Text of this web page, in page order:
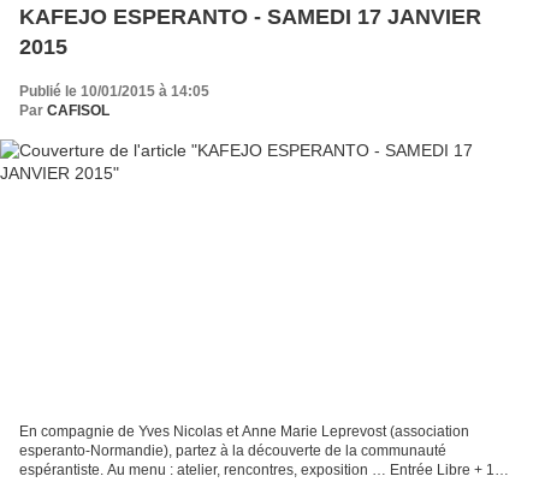
KAFEJO ESPERANTO - SAMEDI 17 JANVIER
2015
Publié le 10/01/2015 à 14:05
Par CAFISOL
En compagnie de Yves Nicolas et Anne Marie Leprevost (association
esperanto-Normandie), partez à la découverte de la communauté
espérantiste. Au menu : atelier, rencontres, exposition … Entrée Libre + 1